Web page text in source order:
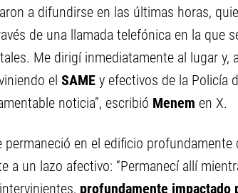
a difundirse en las últimas horas,
de una llamada telefónica en la que
Me dirigí inmediatamente al lugar y,
el SAME y efectivos de la Policía
noticia”, escribió Menem en X.
en el edificio profundamente
a un lazo afectivo: “Permanecí allí
profundamente impactado